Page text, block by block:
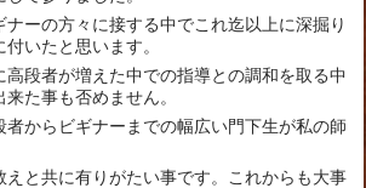
ナーの方々に接する中でこれ迄以上に深掘り
いたと思います。
高段者が増えた中での指導との調和を取る中
た事も否めません。
者からビギナーまでの幅広い門下生が私の師
えと共に有りがたい事です。これからも大事